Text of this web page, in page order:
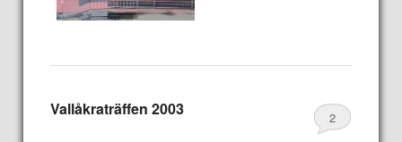
Vallåkraträffen 2003 2